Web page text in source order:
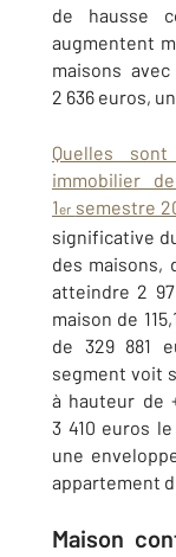
de hausse
augmentent
maisons
2 636 euros,
Quelles
immobilier
1er semestre
significative
des maisons,
atteindre 2
maison de
de 329 881
segment voit
à hauteur de
3 410 euros
une
appartement
Maison